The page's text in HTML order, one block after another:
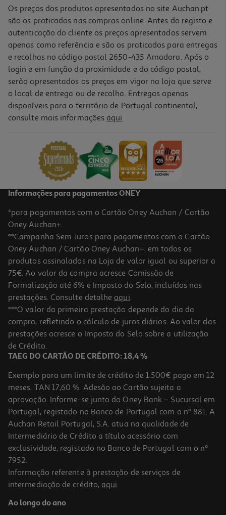
Os preços dos produtos apresentados no site Auchan.pt
são os praticados nas compras online. Antes do registo e
autenticação do cliente os preços apresentados servem
apenas como referência e são os praticados para entregas
e recolhas no código postal 2650-435 Amadora. Após o
login e em função da proximidade e do código postal,
serão apresentados os preços em vigor na loja que serve
o local de entrega ou de recolha. Entregas apenas
disponíveis para o território de Portugal continental,
consulte mais informações aqui.
Informações para pagamentos ONEY
*para pagamentos com o Cartão Oney Auchan / Cartão
Oney Auchan+.
**Campanha Sem Juros para pagamentos com o Cartão
Oney Auchan / Cartão Oney Auchan+, em todos os
produtos assinalados na Loja de valor igual ou superior a
75€. Ao valor da compra acresce Comissão de
Formalização até 6% e Imposto do Selo, incluídos nas
prestações. Consulte detalhe aqui.
***O valor da primeira prestação depende do dia da
compra, refletindo o cálculo de juros diários. Ao valor das
prestações acresce o Imposto do Selo sobre a utilização
de Crédito.
TAEG DO CARTÃO DE CRÉDITO: 18,4 %
Exemplo para um limite de crédito de 1.500€ pago em 12
meses. TAN 17,60 %. Adesão ao Cartão sujeita a
aprovação. Informe-se junto do Oney Bank – Sucursal em
Portugal, registado no Banco de Portugal com o nº 881. A
Auchan Retail Portugal, S.A. atua na qualidade de
Intermediário de Crédito a título acessório com
exclusividade, registado no Banco de Portugal com o nº
7952.
Informação referente à prestação de serviços de
intermediação de crédito, aqui.
Ao longo do ano